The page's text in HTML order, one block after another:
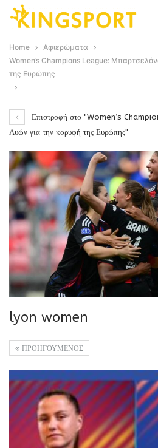
Home
Αφιερώματα
Women’s Champions League:
της Ευρώπης
Επιστροφή στο "Women’s
Λυών για την κορυφή της Ευρώπης"
lyon women
ΠΡΟΗΓΟΥΜΕΝΟΣ